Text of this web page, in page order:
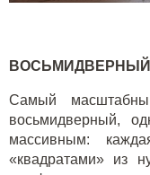
Самый
восьмидверный,
массивным:
«квадратами» из